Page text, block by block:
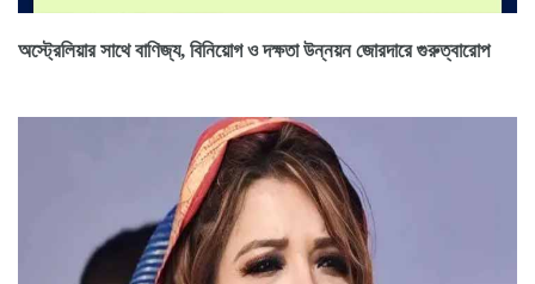
অস্ট্রেলিয়ার সাথে বাণিজ্য, বিনিয়োগ ও দক্ষতা উন্নয়ন জোরদারে গুরুত্বারোপ